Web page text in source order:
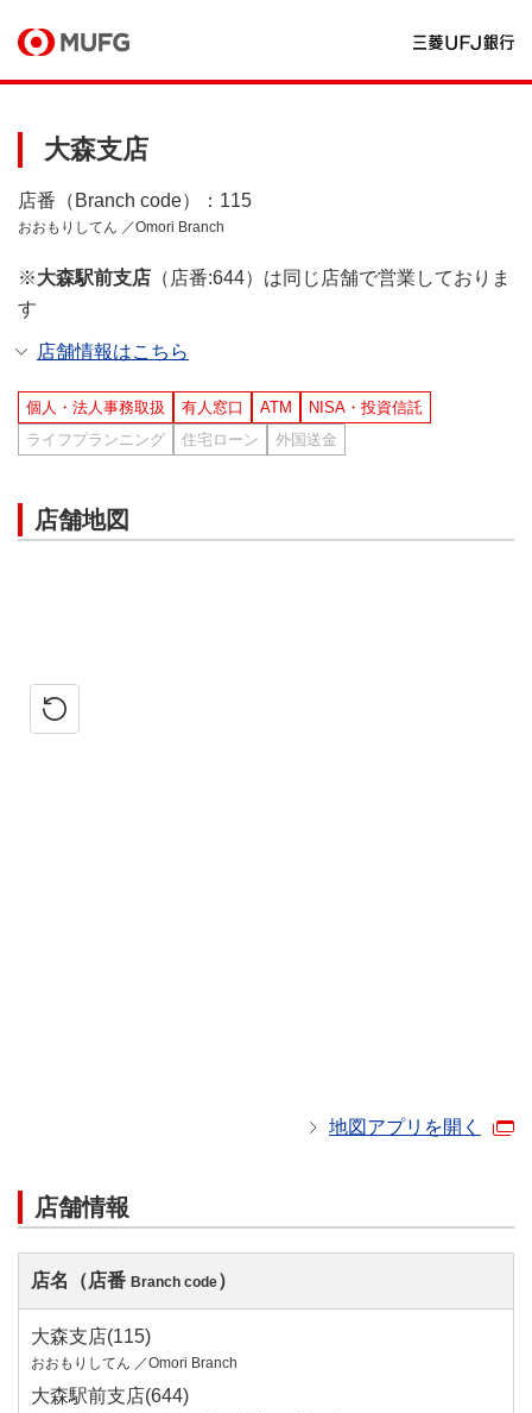
大森支店
店番（Branch code）：115
おおもりしてん ／Omori Branch
※大森駅前支店 （店番:644）は同じ店舗で営業しておりま
す
店舗情報はこちら
個人・法人事務取扱 有人窓口 ATM
NISA・投資信託
ライフプランニング
住宅ローン 外国送金
店舗地図
地図アプリを開く
店舗情報
店名（店番 Branch code）
大森支店(115)
おおもりしてん ／Omori Branch
大森駅前支店(644)